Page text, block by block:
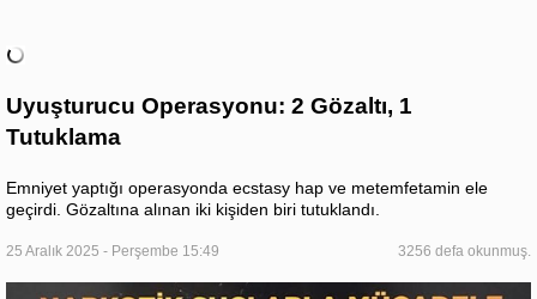
Uyuşturucu Operasyonu: 2 Gözaltı, 1
Tutuklama
Emniyet yaptığı operasyonda ecstasy hap ve metemfetamin ele
geçirdi. Gözaltına alınan iki kişiden biri tutuklandı.
25 Aralık 2025 - Perşembe 15:49 3256 defa okunmuş.